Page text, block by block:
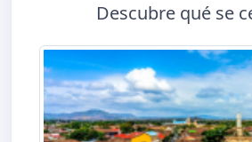
Descubre qué se